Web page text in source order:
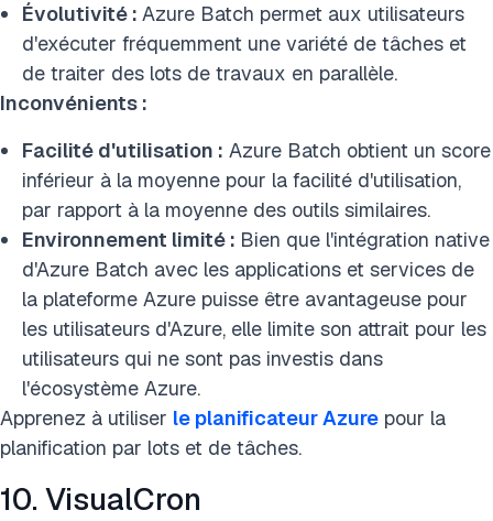
Évolutivité : Azure Batch permet aux utilisateurs
d'exécuter fréquemment une variété de tâches et
de traiter des lots de travaux en parallèle.
Inconvénients :
Facilité d'utilisation : Azure Batch obtient un score
inférieur à la moyenne pour la facilité d'utilisation,
par rapport à la moyenne des outils similaires.
Environnement limité : Bien que l'intégration native
d'Azure Batch avec les applications et services de
la plateforme Azure puisse être avantageuse pour
les utilisateurs d'Azure, elle limite son attrait pour les
utilisateurs qui ne sont pas investis dans
l'écosystème Azure.
Apprenez à utiliser le planificateur Azure pour la
planification par lots et de tâches.
10. VisualCron